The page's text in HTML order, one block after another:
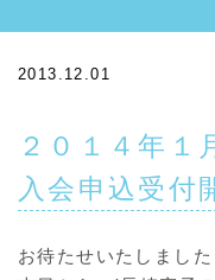
2013.12.01
２０１４年１
入会申込受付
お待たせいたしました